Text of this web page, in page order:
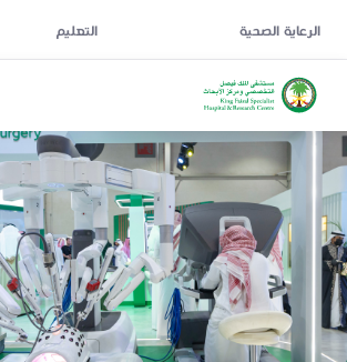
الرعاية الصحية التعليم